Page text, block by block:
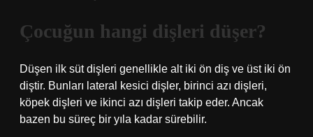
Çocuğun hangi dişleri düşer?
Düşen ilk süt dişleri genellikle alt iki ön diş ve üst iki ön
diştir. Bunları lateral kesici dişler, birinci azı dişleri,
köpek dişleri ve ikinci azı dişleri takip eder. Ancak
bazen bu süreç bir yıla kadar sürebilir.